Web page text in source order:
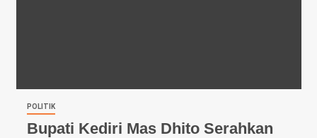
POLITIK
Bupati Kediri Mas Dhito Serahkan